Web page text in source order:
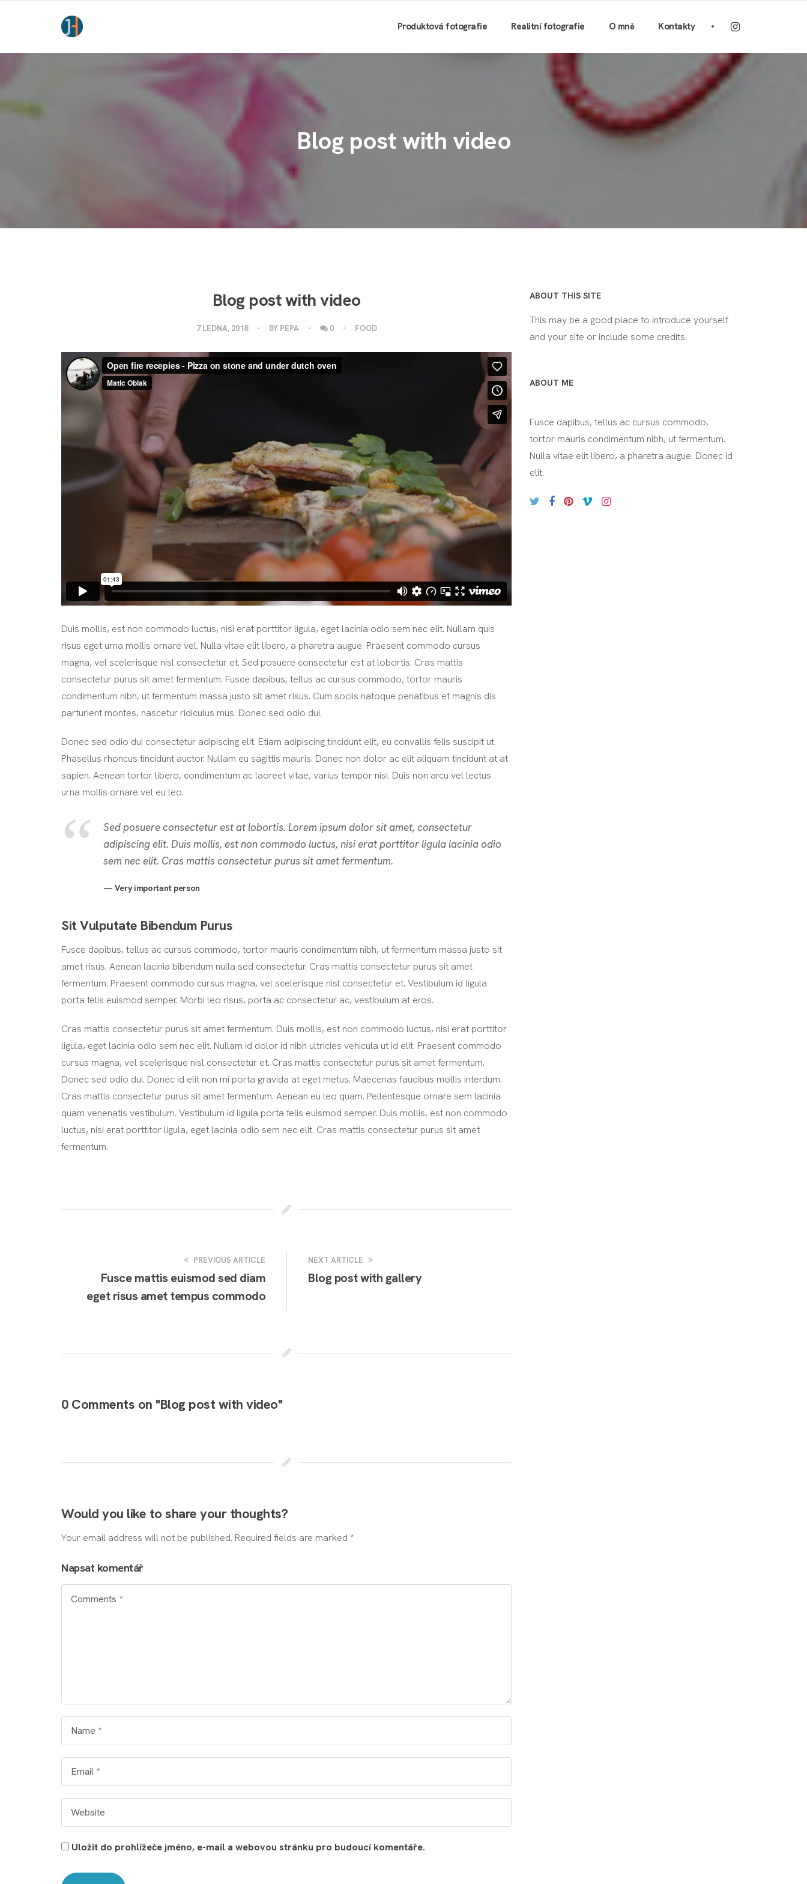
Produktová fotografie Realitní fotografie O mně Kontakty
Blog post with video
Blog post with video
7 LEDNA, 2018 BY PEPA 0 FOOD
Duis mollis, est non commodo luctus, nisi erat porttitor ligula, eget lacinia odio sem nec elit. Nullam quis
risus eget urna mollis ornare vel. Nulla vitae elit libero, a pharetra augue. Praesent commodo cursus
magna, vel scelerisque nisl consectetur et. Sed posuere consectetur est at lobortis. Cras mattis
consectetur purus sit amet fermentum. Fusce dapibus, tellus ac cursus commodo, tortor mauris
condimentum nibh, ut fermentum massa justo sit amet risus. Cum sociis natoque penatibus et magnis dis
parturient montes, nascetur ridiculus mus. Donec sed odio dui.
Donec sed odio dui consectetur adipiscing elit. Etiam adipiscing tincidunt elit, eu convallis felis suscipit ut.
Phasellus rhoncus tincidunt auctor. Nullam eu sagittis mauris. Donec non dolor ac elit aliquam tincidunt at at
sapien. Aenean tortor libero, condimentum ac laoreet vitae, varius tempor nisi. Duis non arcu vel lectus
urna mollis ornare vel eu leo.
Sed posuere consectetur est at lobortis. Lorem ipsum dolor sit amet, consectetur
adipiscing elit. Duis mollis, est non commodo luctus, nisi erat porttitor ligula lacinia odio
sem nec elit. Cras mattis consectetur purus sit amet fermentum.
Very important person
Sit Vulputate Bibendum Purus
Fusce dapibus, tellus ac cursus commodo, tortor mauris condimentum nibh, ut fermentum massa justo sit
amet risus. Aenean lacinia bibendum nulla sed consectetur. Cras mattis consectetur purus sit amet
fermentum. Praesent commodo cursus magna, vel scelerisque nisl consectetur et. Vestibulum id ligula
porta felis euismod semper. Morbi leo risus, porta ac consectetur ac, vestibulum at eros.
Cras mattis consectetur purus sit amet fermentum. Duis mollis, est non commodo luctus, nisi erat porttitor
ligula, eget lacinia odio sem nec elit. Nullam id dolor id nibh ultricies vehicula ut id elit. Praesent commodo
cursus magna, vel scelerisque nisl consectetur et. Cras mattis consectetur purus sit amet fermentum.
Donec sed odio dui. Donec id elit non mi porta gravida at eget metus. Maecenas faucibus mollis interdum.
Cras mattis consectetur purus sit amet fermentum. Aenean eu leo quam. Pellentesque ornare sem lacinia
quam venenatis vestibulum. Vestibulum id ligula porta felis euismod semper. Duis mollis, est non commodo
luctus, nisi erat porttitor ligula, eget lacinia odio sem nec elit. Cras mattis consectetur purus sit amet
fermentum.
PREVIOUS ARTICLE
Fusce mattis euismod sed diam
eget risus amet tempus commodo
NEXT ARTICLE
Blog post with gallery
0 Comments on "Blog post with video"
Would you like to share your thoughts?
Your email address will not be published. Required fields are marked *
Napsat komentář
Uložit do prohlížeče jméno, e-mail a webovou stránku pro budoucí komentáře.
ABOUT THIS SITE
This may be a good place to introduce yourself
and your site or include some credits.
ABOUT ME
Fusce dapibus, tellus ac cursus commodo,
tortor mauris condimentum nibh, ut fermentum.
Nulla vitae elit libero, a pharetra augue. Donec id
elit.